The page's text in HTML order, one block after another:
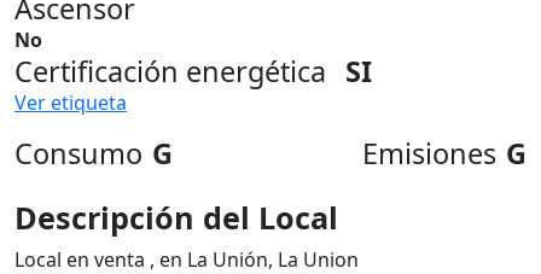
Ascensor
No
Certificación energética SI
Ver etiqueta
Consumo G Emisiones G
Descripción del Local
Local en venta , en La Unión, La Union